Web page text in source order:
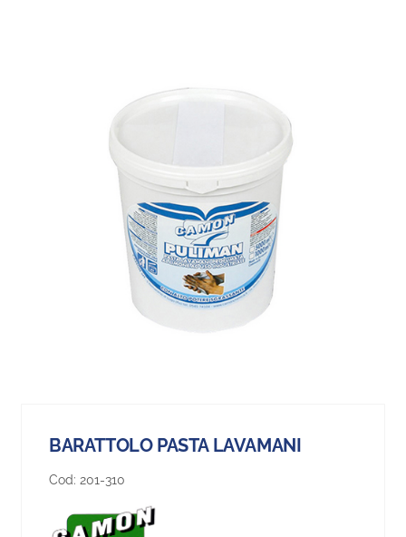
BARATTOLO PASTA LAVAMANI
Cod: 201-310